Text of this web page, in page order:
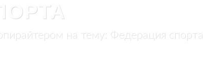
на тему: Федерация спорта